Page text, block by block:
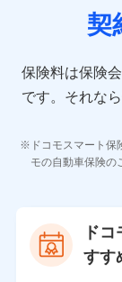
険契約に関
者の氏名、
報、建物の
齢などの情
【共同して利
当社
当社又は株
スにおける
契
保険料は保険
です。 それな
ドコモスマート
モの自動車保険の
ド
すす